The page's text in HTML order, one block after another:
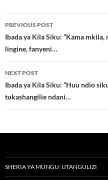
Post
navigation
PREVIOUS POST
Ibada ya Kila Siku: “Kama
lingine, fanyeni…
NEXT POST
Ibada ya Kila Siku: “Huu ndio
tukashangilie ndani…
SHERIA YA MUNGU: UTANGULIZI